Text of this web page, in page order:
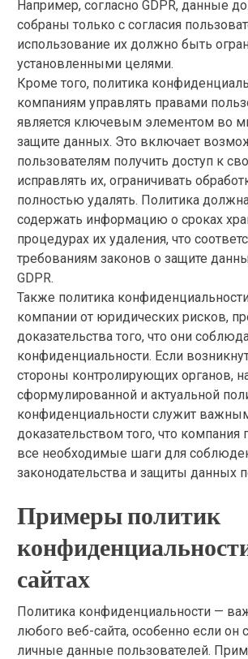
Например, согласно GDPR, данные
собраны только с согласия
использование их должно быть
установленными целями.
Кроме того, политика
компаниям управлять правами
является ключевым элементом во
защите данных. Это включает
пользователям получить доступ к
исправлять их, ограничивать
полностью удалять. Политика
содержать информацию о сроках
процедурах их удаления, что
требованиям законов о защите
GDPR.
Также политика
компании от юридических рисков,
доказательства того, что они
конфиденциальности. Если
стороны контролирующих органов,
сформулированной и актуальной
конфиденциальности служит
доказательством того, что
все необходимые шаги для
законодательства и защиты данных
Примеры политик
сайтах
Политика конфиденциальности —
любого веб-сайта, особенно если он
личные данные пользователей.